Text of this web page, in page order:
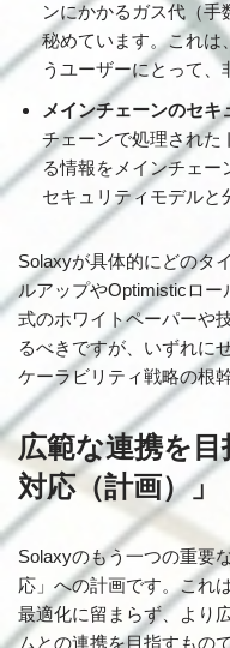
ンにかかるガス代（手
秘めています。これは
うユーザーにとって、
メインチェーンのセキ
チェーンで処理された
る情報をメインチェー
セキュリティモデルと
Solaxyが具体的にどのタ
ルアップやOptimisticロ
式のホワイトペーパーや
るべきですが、いずれに
ケーラビリティ戦略の根
広範な連携を
対応（計画）」
Solaxyのもう一つの重要
応」への計画です。これ
最適化に留まらず、より
ムとの連携を目指すもので